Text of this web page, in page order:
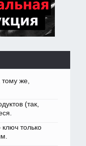
тому же,
(так,
только